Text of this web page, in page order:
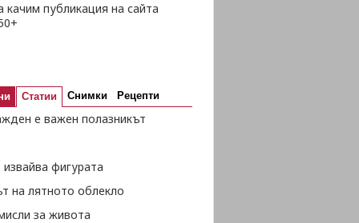
качим публикация на сайта
Статии Снимки Рецепти
е важен полазникът
фигурата
на лятното облекло
за живота